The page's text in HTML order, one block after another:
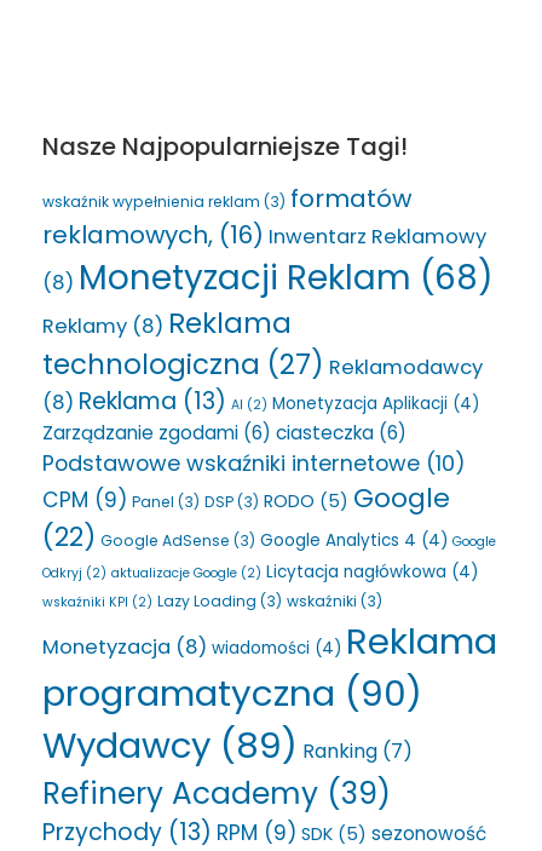
Nasze Najpopularniejsze Tagi!
wskaźnik wypełnienia reklam (3) formatów
reklamowych, (16) Inwentarz Reklamowy
(8) Monetyzacji Reklam (68)
Reklamy (8) Reklama
technologiczna (27) Reklamodawcy
(8) Reklama (13) AI (2) Monetyzacja Aplikacji (4)
Zarządzanie zgodami (6) ciasteczka (6)
Podstawowe wskaźniki internetowe (10)
CPM (9) Panel (3) DSP(3) RODO (5) Google
(22) Google AdSense (3) Google Analytics 4 (4) Google
Odkryj (2) aktualizacje Google (2) Licytacja nagłówkowa (4)
wskaźniki KPI (2) Lazy Loading (3) wskaźniki (3)
Monetyzacja (8) wiadomości (4) Reklama
programatyczna (90)
Wydawcy (89) Ranking (7)
Refinery Academy (39)
Przychody (13) RPM (9) SDK (5) sezonowość